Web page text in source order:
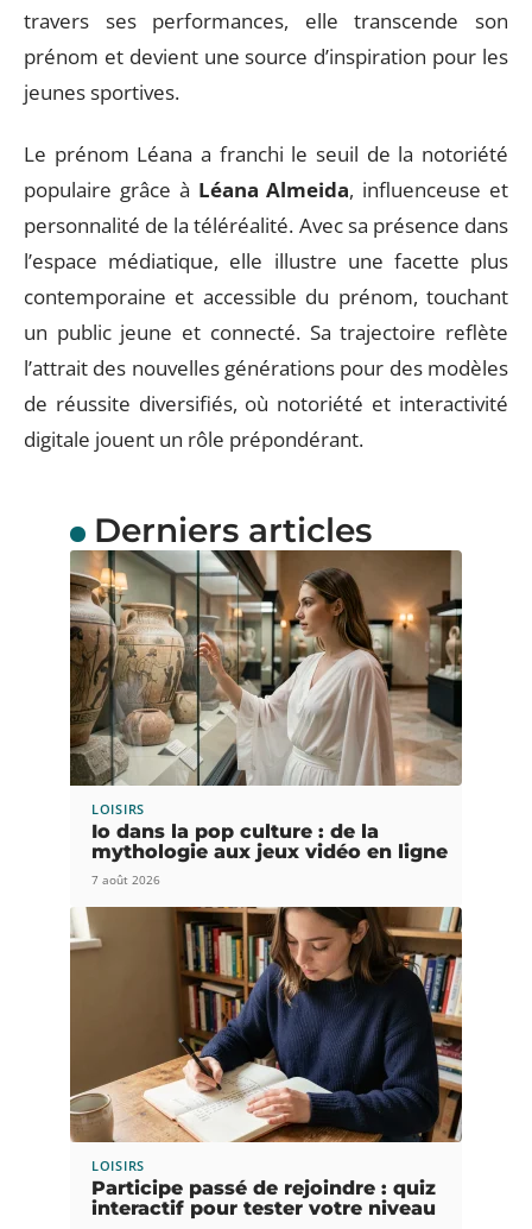
travers ses performances, elle transcende son
prénom et devient une source d’inspiration pour les
jeunes sportives.
Le prénom Léana a franchi le seuil de la notoriété
populaire grâce à Léana Almeida, influenceuse et
personnalité de la téléréalité. Avec sa présence dans
l’espace médiatique, elle illustre une facette plus
contemporaine et accessible du prénom, touchant
un public jeune et connecté. Sa trajectoire reflète
l’attrait des nouvelles générations pour des modèles
de réussite diversifiés, où notoriété et interactivité
digitale jouent un rôle prépondérant.
Derniers articles
LOISIRS
Io dans la pop culture : de la
mythologie aux jeux vidéo en ligne
7 août 2026
LOISIRS
Participe passé de rejoindre : quiz
interactif pour tester votre niveau